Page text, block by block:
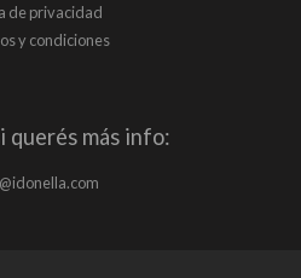
de privacidad
y condiciones
querés más info: